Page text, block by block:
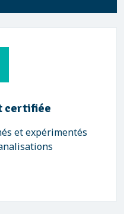
certifiée
et expérimentés